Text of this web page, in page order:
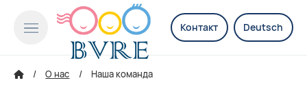
Контакт Deutsch
О нас Наша команда